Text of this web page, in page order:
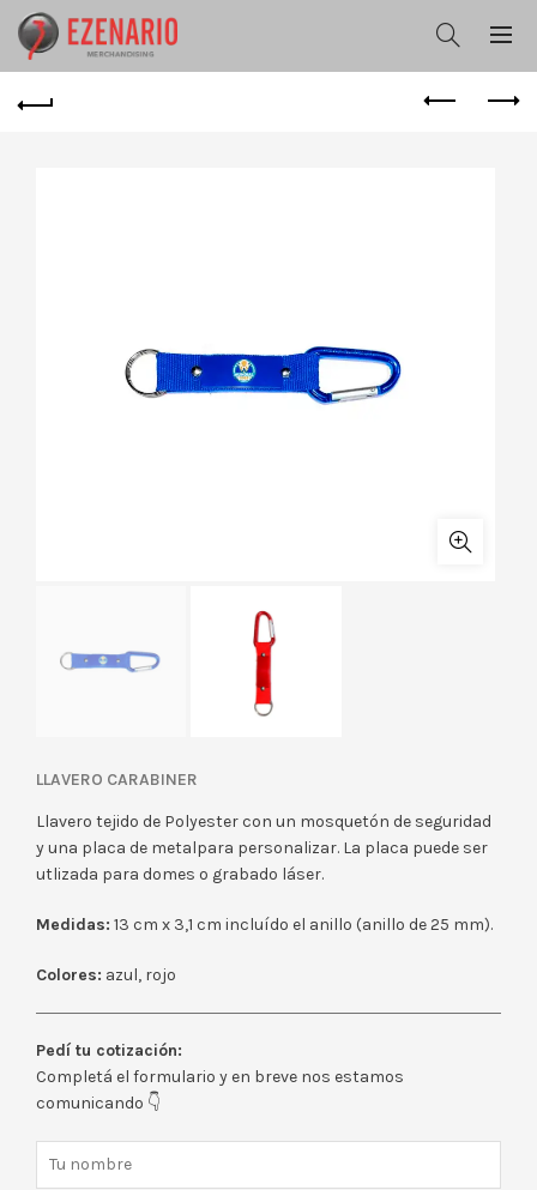
LLAVERO CARABINER
Llavero tejido de Polyester con un mosquetón de seguridad
y una placa de metalpara personalizar. La placa puede ser
utlizada para domes o grabado láser.
Medidas: 13 cm x 3,1 cm incluído el anillo (anillo de 25 mm).
Colores: azul, rojo
Pedí tu cotización:
Completá el formulario y en breve nos estamos
comunicando 👇